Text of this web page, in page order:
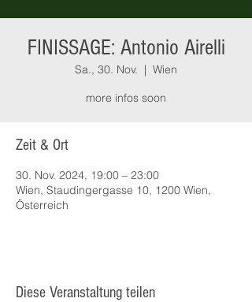
FINISSAGE: Antonio Airelli
Sa., 30. Nov.
  |
Wien
more infos soon
Zeit & Ort
30. Nov. 2024, 19:00 – 23:00
Wien, Staudingergasse 10, 1200 Wien,
Österreich
Diese Veranstaltung teilen